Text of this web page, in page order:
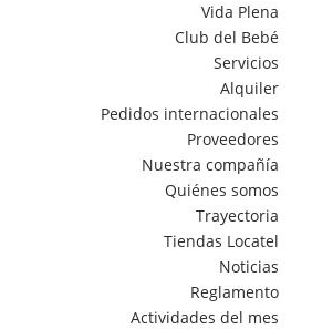
Vida Plena
Club del Bebé
Servicios
Alquiler
Pedidos internacionales
Proveedores
Nuestra compañía
Quiénes somos
Trayectoria
Tiendas Locatel
Noticias
Reglamento
Actividades del mes